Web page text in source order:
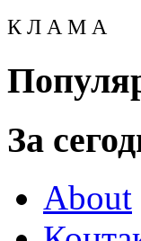
К Л А М А
За
About